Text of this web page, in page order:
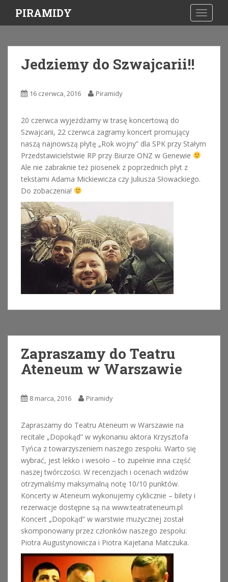
i
PIRAMIDY
Jedziemy do Szwajcarii!!
16 czerwca, 2016 Piramidy
20 czerwca wyjeżdżamy w trasę koncertową do
Szwajcarii, 22 czerwca zagramy koncert promujący
naszą najnowszą płytę „Rok wojny” dla SPK przy Stałym
Przedstawicielstwie RP przy Biurze ONZ w Genewie
Ale nie zabraknie też piosenek z poprzednich płyt z
tekstami Adama Mickiewicza czy Juliusza Słowackiego.
Do zobaczenia!
Zapraszamy do Teatru
Ateneum w Warszawie
8 marca, 2016 Piramidy
Zapraszamy do Teatru Ateneum w Warszawie na
recitale „Dopokąd” w wykonaniu aktora Krzysztofa
Tyńca z towarzyszeniem naszego zespołu. Warto się
wybrać, jest lekko i wesoło – to zupełnie inna część
naszej twórczości. W recenzjach i ocenach widzów
otrzymaliśmy maksymalną notę 10/10 punktów.
Koncerty w Ateneum wykonujemy cyklicznie – bilety i
rezerwacje dostępne są na www.teatrateneum.pl
Koncert „Dopokąd” w warstwie muzycznej został
skomponowany przez członków naszego zespołu:
Piotra Augustynowicza i Piotra Kajetana Matczuka.